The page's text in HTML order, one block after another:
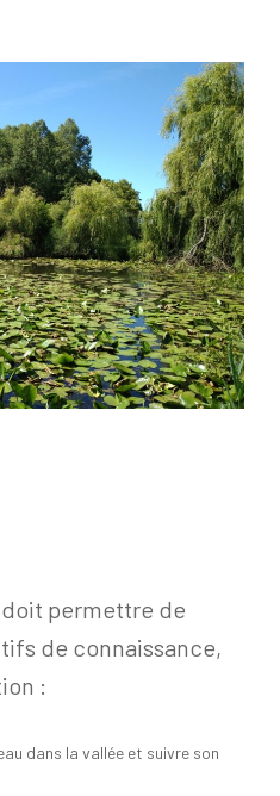
doit permettre de
de connaissance,
:
dans la vallée et suivre son